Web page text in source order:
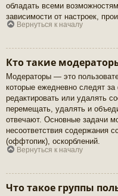
обладать всеми
зависимости от настроек,
Вернуться к началу
Кто такие
Модераторы — это
которые ежедневно следят
редактировать или удалять
перемещать, удалять и
отвечают. Основные задачи
несоответствия содержания
(оффтопик), оскорблений.
Вернуться к началу
Что такое группы